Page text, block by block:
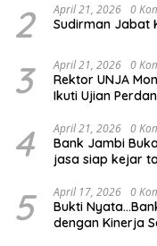
2 April 21, 2026 0
Sudirman Jabat
3 April 21, 2026 0
Rektor UNJA
Ikuti Ujian
4 April 21, 2026 0
Bank Jambi
jasa siap kejar
5 April 17, 2026 0
Bukti
dengan Kinerja